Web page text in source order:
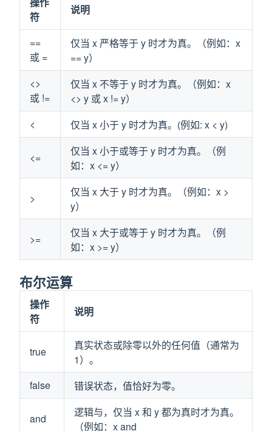
符
说明
==
或 =
仅当 x 严格等于 y 时才为真。（例如：x
== y）
<>
或 !=
仅当 x 不等于 y 时才为真。（例如：x
<> y 或 x != y）
<
仅当 x 小于 y 时才为真。(例如: x < y)
<=
仅当 x 小于或等于 y 时才为真。（例
如：x <= y）
>
仅当 x 大于 y 时才为真。（例如：x >
y）
>=
仅当 x 大于或等于 y 时才为真。（例
如：x >= y）
布尔运算
操作
符
说明
true
真实状态或除零以外的任何值（通常为
1）。
false
错误状态，值恰好为零。
and
逻辑与，仅当 x 和 y 都为真时才为真。
（例如：x and